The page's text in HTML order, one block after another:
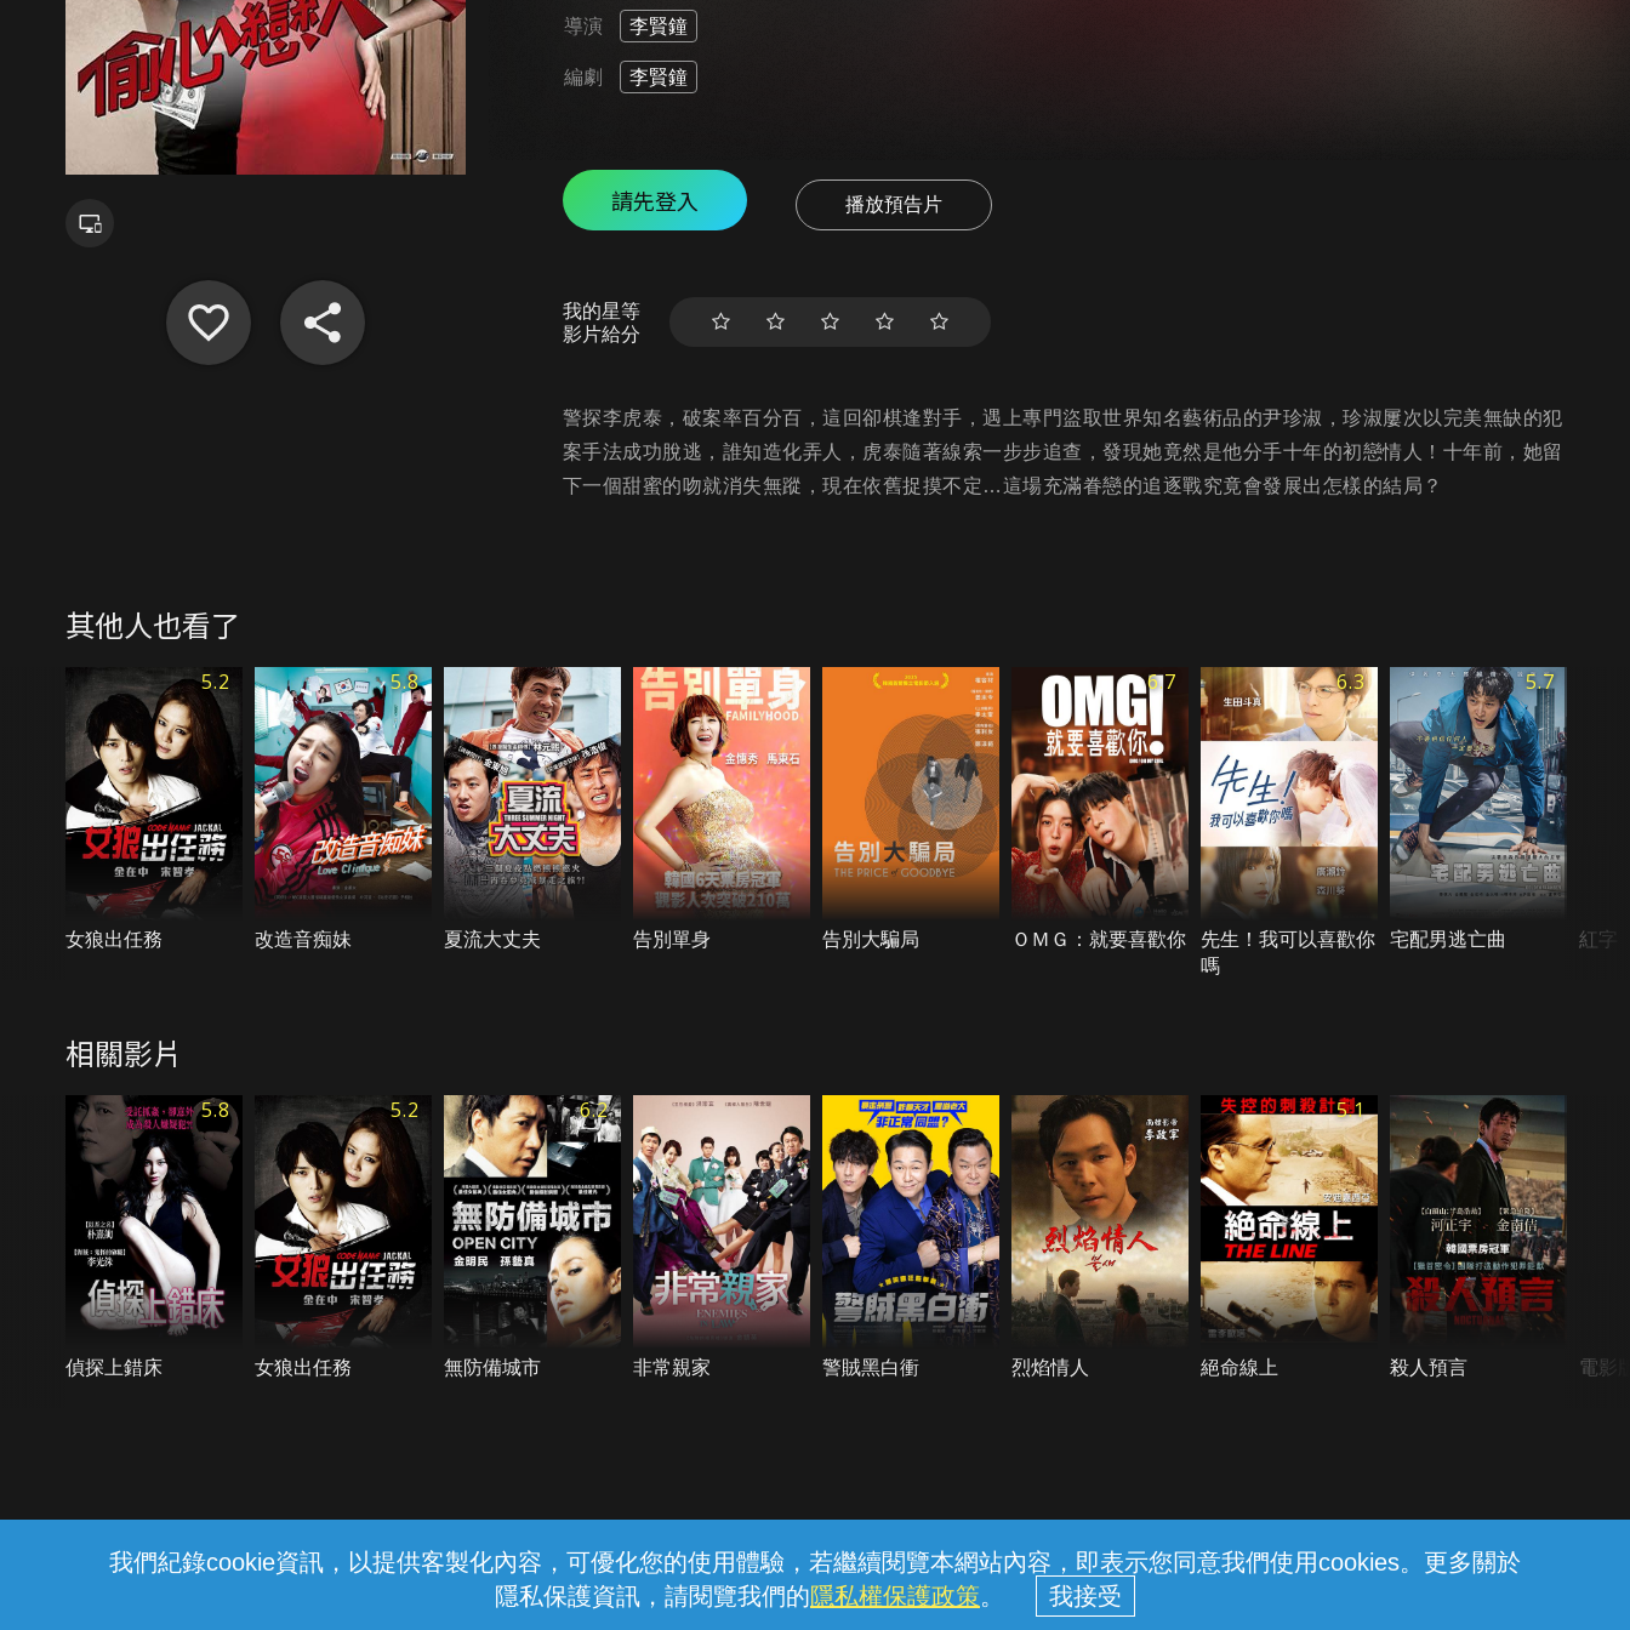
我們紀錄cookie資訊，以提供客製化內容，可優化您的使用體驗，若繼續閱覽本網站內容，即表示您同意我們使用cookies。更多關於
隱私保護資訊，請閱覽我們的隱私權保護政策。
導演 李賢鐘
編劇 李賢鐘
請先登入 播放預告片
我的星等
影片給分
警探李虎泰，破案率百分百，這回卻棋逢對手，遇上專門盜取世界知名藝術品的尹珍淑，珍淑屢次以完美無缺的犯
案手法成功脫逃，誰知造化弄人，虎泰隨著線索一步步追查，發現她竟然是他分手十年的初戀情人！十年前，她留
下一個甜蜜的吻就消失無蹤，現在依舊捉摸不定…這場充滿眷戀的追逐戰究竟會發展出怎樣的結局？
其他人也看了
5.2
女狼出任務
5.8
改造音痴妹 夏流大丈夫 告別單身 告別大騙局
6.7
ＯＭＧ：就要喜歡你
6.3
先生！我可以喜歡你
嗎
5.7
宅配男逃亡曲 紅字
相關影片
5.8
偵探上錯床
5.2
女狼出任務
6.2
無防備城市 非常親家 警賊黑白衝 烈焰情人
5.1
絕命線上 殺人預言 電影
線上客服 服務條款 隱私權保護
中華電信股份有限公司個人家庭分公司 (統一編號：96979949) © 2026